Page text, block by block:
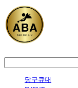
당구큐대